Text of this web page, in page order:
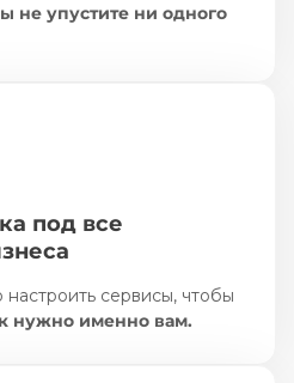
не упустите ни одного
под все
сервисы, чтобы
нужно именно вам.